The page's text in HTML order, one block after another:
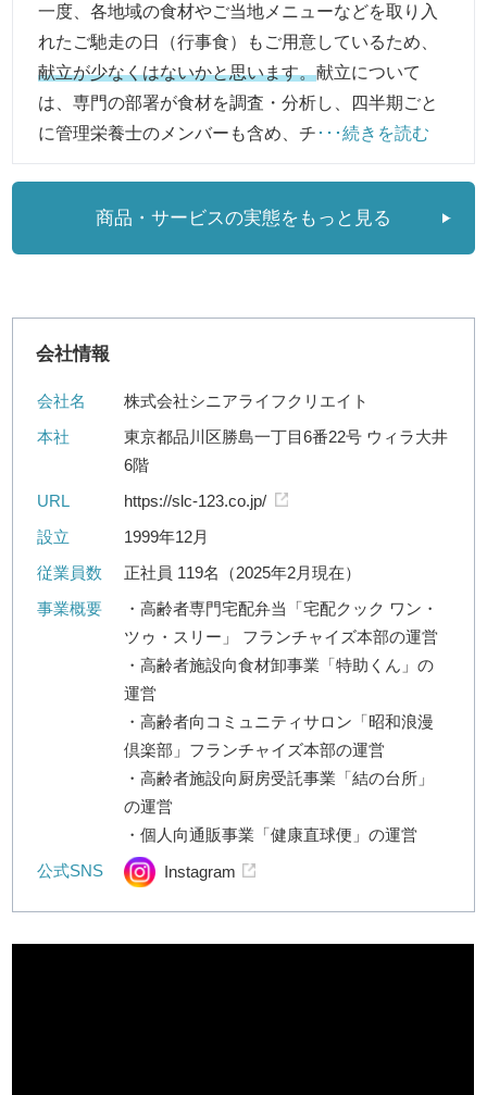
一度、各地域の食材やご当地メニューなどを取り入
れたご馳走の日（行事食）もご用意しているため、
献立が少なくはないかと思います。献立について
は、専門の部署が食材を調査・分析し、四半期ごと
に管理栄養士のメンバーも含め、チ ･･･続きを読む
商品・サービスの実態をもっと見る
会社情報
会社名
株式会社シニアライフクリエイト
本社
東京都品川区勝島一丁目6番22号 ウィラ大井
6階
URL
https://slc-123.co.jp/
設立
1999年12月
従業員数
正社員 119名（2025年2月現在）
事業概要
・高齢者専門宅配弁当「宅配クック ワン・
ツゥ・スリー」 フランチャイズ本部の運営
・高齢者施設向食材卸事業「特助くん」の
運営
・高齢者向コミュニティサロン「昭和浪漫
倶楽部」フランチャイズ本部の運営
・高齢者施設向厨房受託事業「結の台所」
の運営
・個人向通販事業「健康直球便」の運営
公式SNS
Instagram